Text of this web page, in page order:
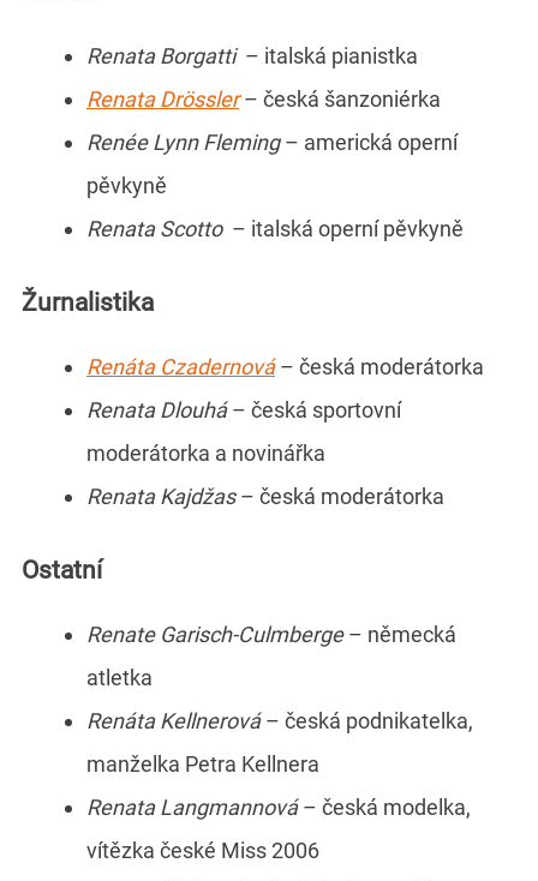
Renata Borgatti– italská pianistka
Renata Drössler– česká šanzoniérka
Renée Lynn Fleming– americká operní
pěvkyně
Renata Scotto– italská operní pěvkyně
Žurnalistika
Renáta Czadernová– česká moderátorka
Renata Dlouhá– česká sportovní
moderátorka a novinářka
Renata Kajdžas– česká moderátorka
Ostatní
Renate Garisch-Culmberge– německá
atletka
Renáta Kellnerová– česká podnikatelka,
manželka Petra Kellnera
Renata Langmannová– česká modelka,
vítězka české Miss 2006